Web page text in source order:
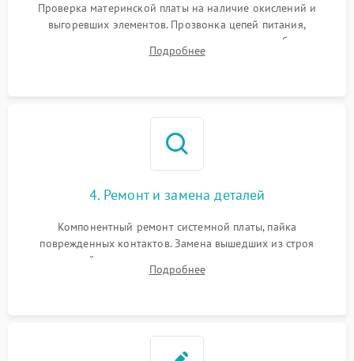
Проверка материнской платы на наличие окислений и
выгоревших элементов. Прозвонка цепей питания,
тестирование приводных моторов колес и турбины
всасывания. Оценка состояния оптических и инфракрасных
Подробнее
4. Ремонт и замена деталей
Компонентный ремонт системной платы, пайка
поврежденных контактов. Замена вышедших из строя
двигателей, изношенного аккумулятора, неисправного
лидара или помпы подачи воды. Восстановление шлейфов и
Подробнее